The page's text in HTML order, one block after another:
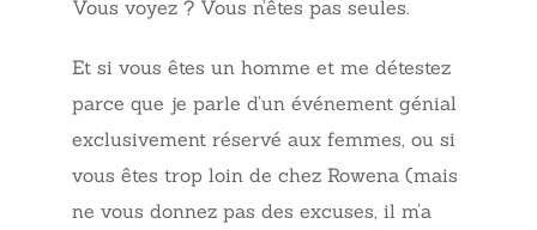
Vous voyez ? Vous n’êtes pas seules.
Et si vous êtes un homme et me détestez
parce que je parle d’un événement génial
exclusivement réservé aux femmes, ou si
vous êtes trop loin de chez Rowena (mais
ne vous donnez pas des excuses, il m’a